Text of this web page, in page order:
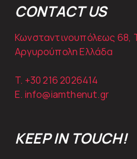
CONTACT US
Κωνσταντινουπόλεως 68,
Αργυρούπολη Ελλάδα
T. +30216 2026414
E. info@iamthenut.gr
KEEP IN TOUCH!